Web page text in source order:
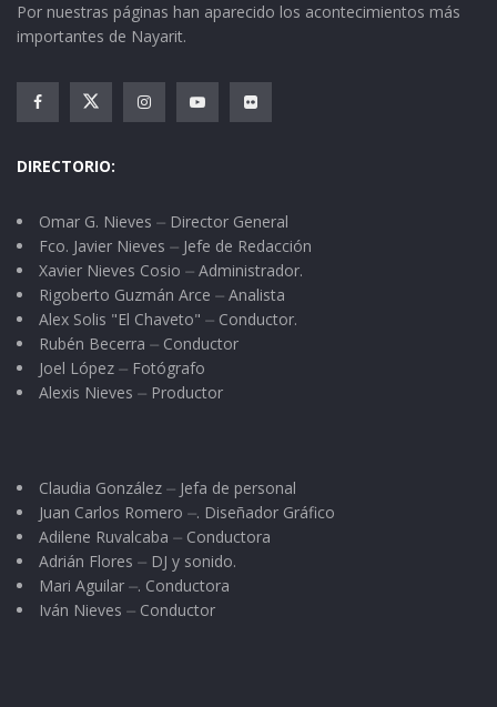
Por nuestras páginas han aparecido los acontecimientos más
importantes de Nayarit.
DIRECTORIO:
Omar G. Nieves ⏤ Director General
Fco. Javier Nieves ⏤ Jefe de Redacción
Xavier Nieves Cosio ⏤ Administrador.
Rigoberto Guzmán Arce ⏤ Analista
Alex Solis "El Chaveto" ⏤ Conductor.
Rubén Becerra ⏤ Conductor
Joel López ⏤ Fotógrafo
Alexis Nieves ⏤ Productor
Claudia González ⏤ Jefa de personal
Juan Carlos Romero ⏤. Diseñador Gráfico
Adilene Ruvalcaba ⏤ Conductora
Adrián Flores ⏤ DJ y sonido.
Mari Aguilar ⏤. Conductora
Iván Nieves ⏤ Conductor